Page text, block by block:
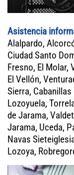
Asistencia
Alalpardo,
Ciudad Santo
Fresno, El Molar,
El Vellón,
Sierra,
Lozoyuela,
de Jarama,
Jarama, Uceda,
Navas
Lozoya,